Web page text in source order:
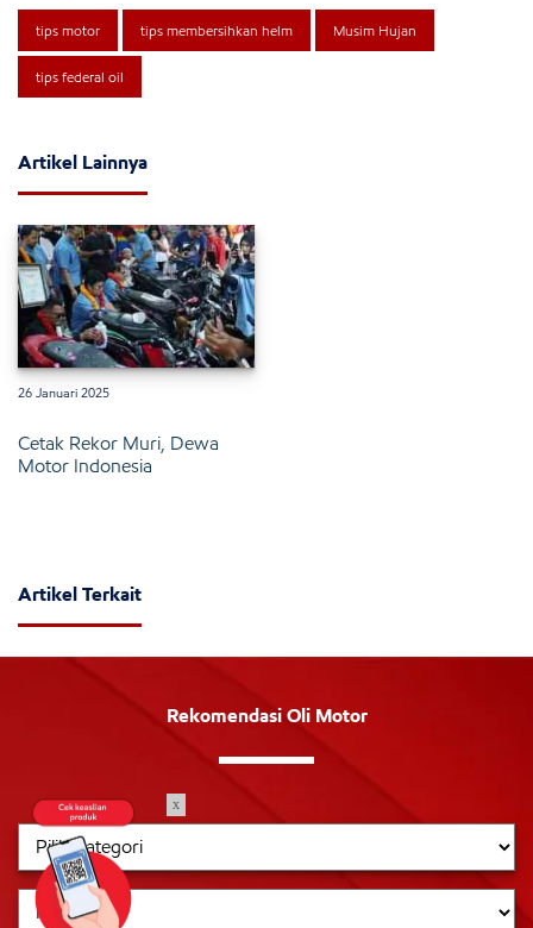
tips motor tips membersihkan helm Musim Hujan
tips federal oil
Artikel Lainnya
26 Januari 2025
Cetak Rekor Muri, Dewa
Motor Indonesia
Artikel Terkait
Rekomendasi Oli Motor
x